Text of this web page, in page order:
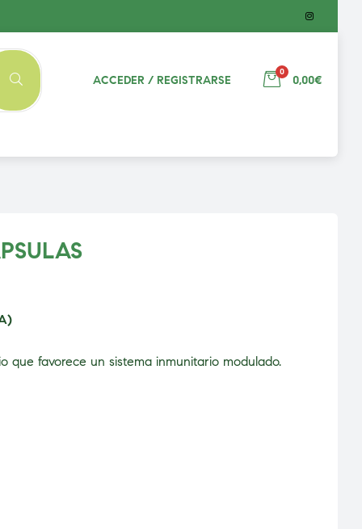
ACCEDER / REGISTRARSE
0
0,00€
que favorece un sistema inmunitario modulado.